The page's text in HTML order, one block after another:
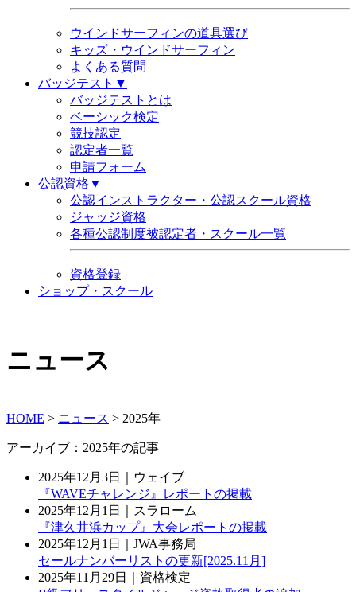
ウインドサーフィンの道具選び
キッズ・ウインドサーフィン
よくある質問
バッジテスト▼
バッジテストとは
ベーシック検定
競技認定
認定者一覧
申請フォーム
公認資格▼
公認インストラクター・公認スクール資格
ジャッジ資格
各種公認制度被認定者・スクール一覧
資格登録
ショップ・スクール
ニュース
HOME > ニュース > 2025年
アーカイブ：2025年の記事
2025年12月3日｜ウェイブ
『WAVEチャレンジ』レポートの掲載
2025年12月1日｜スラローム
『津久井浜カップ』大会レポートの掲載
2025年12月1日｜JWA事務局
セールナンバーリストの更新[2025.11月]
2025年11月29日｜資格検定